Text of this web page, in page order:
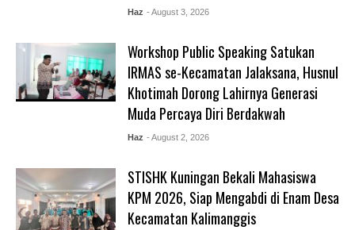
Haz - August 3, 2026
Workshop Public Speaking Satukan
IRMAS se-Kecamatan Jalaksana, Husnul
Khotimah Dorong Lahirnya Generasi
Muda Percaya Diri Berdakwah
Haz - August 2, 2026
STISHK Kuningan Bekali Mahasiswa
KPM 2026, Siap Mengabdi di Enam Desa
Kecamatan Kalimanggis